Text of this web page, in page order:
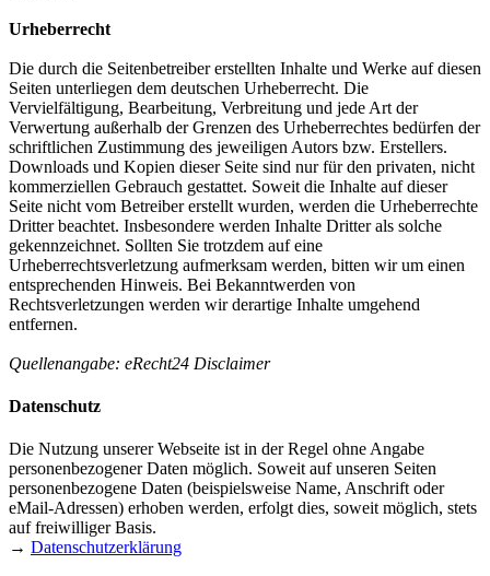
Urheberrecht
Die durch die Seitenbetreiber erstellten Inhalte und Werke auf diesen
Seiten unterliegen dem deutschen Urheberrecht. Die
Vervielfältigung, Bearbeitung, Verbreitung und jede Art der
Verwertung außerhalb der Grenzen des Urheberrechtes bedürfen der
schriftlichen Zustimmung des jeweiligen Autors bzw. Erstellers.
Downloads und Kopien dieser Seite sind nur für den privaten, nicht
kommerziellen Gebrauch gestattet. Soweit die Inhalte auf dieser
Seite nicht vom Betreiber erstellt wurden, werden die Urheberrechte
Dritter beachtet. Insbesondere werden Inhalte Dritter als solche
gekennzeichnet. Sollten Sie trotzdem auf eine
Urheberrechtsverletzung aufmerksam werden, bitten wir um einen
entsprechenden Hinweis. Bei Bekanntwerden von
Rechtsverletzungen werden wir derartige Inhalte umgehend
entfernen.
Quellenangabe: eRecht24 Disclaimer
Datenschutz
Die Nutzung unserer Webseite ist in der Regel ohne Angabe
personenbezogener Daten möglich. Soweit auf unseren Seiten
personenbezogene Daten (beispielsweise Name, Anschrift oder
eMail-Adressen) erhoben werden, erfolgt dies, soweit möglich, stets
auf freiwilliger Basis.
→ Datenschutzerklärung